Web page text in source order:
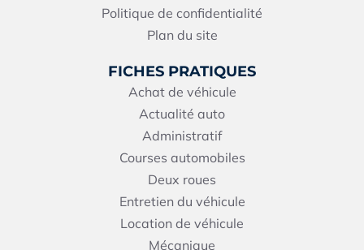
FICHES PRATIQUES
Achat de véhicule
Actualité auto
Administratif
Courses automobiles
Deux roues
Entretien du véhicule
Location de véhicule
Mécanique
Politique de confidentialité
Plan du site